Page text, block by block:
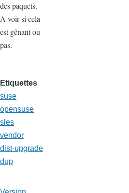
des paquets.
A voir si cela
est gênant ou
pas.
Etiquettes
suse
opensuse
sles
vendor
dist-upgrade
dup